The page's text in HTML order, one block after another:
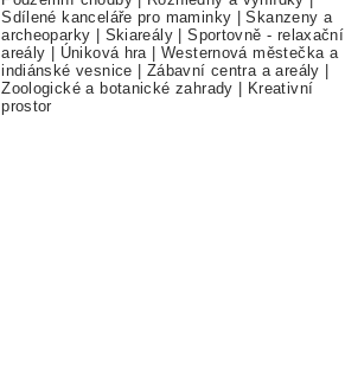
Sdílené kanceláře pro maminky |Skanzeny a
archeoparky
Skiareály |Sportovně - relaxační
areály
Úniková hra|Westernová městečka a
indiánské vesnice
Zábavní centra a areály
Zoologické a botanické zahrady
Kreativní
prostor